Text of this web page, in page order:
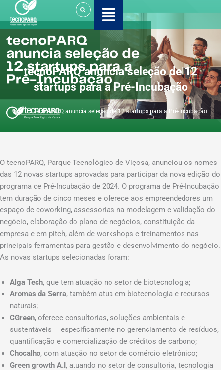
para
o
conteúdo
tecnoPARQ anuncia seleção de 12
startups para a Pré-Incubação
Início»tecnoPARQ anuncia seleção de 12 startups para a Pré-Incubação
O tecnoPARQ, Parque Tecnológico de Viçosa, anunciou os nomes
das 12 novas startups aprovadas para participar da nova edição do
programa de Pré-Incubação de 2024. O programa de Pré-Incubação
tem duração de cinco meses e oferece aos empreendedores um
espaço de coworking, assessorias na modelagem e validação do
negócio, elaboração do plano de negócios, constituição da
empresa e em pitch, além de workshops e treinamentos nas
principais ferramentas para gestão e desenvolvimento do negócio.
As novas startups selecionadas foram:
Alga Tech, que tem atuação no setor de biotecnologia;
Aromas da Serra, também atua em biotecnologia e recursos
naturais;
CGreen, oferece consultorias, soluções ambientais e
sustentáveis – especificamente no gerenciamento de resíduos,
quantificação e comercialização de créditos de carbono;
Chocalho, com atuação no setor de comércio eletrônico;
Green growth A.I, atuando no setor de consultoria, tecnologia